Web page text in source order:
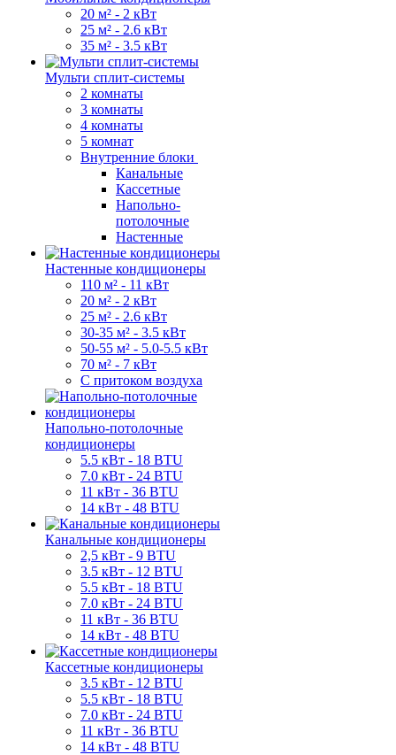
20 м² - 2 кВт
25 м² - 2.6 кВт
35 м² - 3.5 кВт
Мульти сплит-системы
2 комнаты
3 комнаты
4 комнаты
5 комнат
Внутренние блоки
Канальные
Кассетные
Напольно-
потолочные
Настенные
Настенные кондиционеры
110 м² - 11 кВт
20 м² - 2 кВт
25 м² - 2.6 кВт
30-35 м² - 3.5 кВт
50-55 м² - 5.0-5.5 кВт
70 м² - 7 кВт
С притоком воздуха
Напольно-потолочные
кондиционеры
5.5 кВт - 18 BTU
7.0 кВт - 24 BTU
11 кВт - 36 BTU
14 кВт - 48 BTU
Канальные кондиционеры
2,5 кВт - 9 BTU
3.5 кВт - 12 BTU
5.5 кВт - 18 BTU
7.0 кВт - 24 BTU
11 кВт - 36 BTU
14 кВт - 48 BTU
Кассетные кондиционеры
3.5 кВт - 12 BTU
5.5 кВт - 18 BTU
7.0 кВт - 24 BTU
11 кВт - 36 BTU
14 кВт - 48 BTU